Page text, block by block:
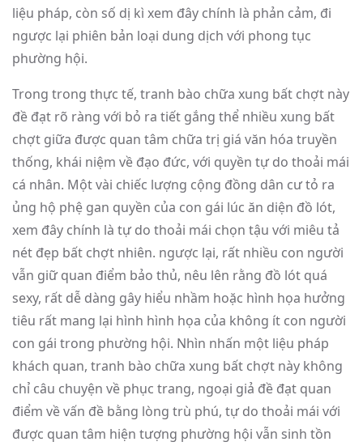
liệu pháp, còn số dị kì xem đây chính là phản cảm, đi
ngược lại phiên bản loại dung dịch với phong tục
phường hội.
Trong trong thực tế, tranh bào chữa xung bất chợt này
đề đạt rõ ràng với bỏ ra tiết gắng thể nhiều xung bất
chợt giữa được quan tâm chữa trị giá văn hóa truyền
thống, khái niệm về đạo đức, với quyền tự do thoải mái
cá nhân. Một vài chiếc lượng cộng đồng dân cư tỏ ra
ủng hộ phệ gan quyền của con gái lúc ăn diện đồ lót,
xem đây chính là tự do thoải mái chọn tậu với miêu tả
nét đẹp bất chợt nhiên. ngược lại, rất nhiều con người
vẫn giữ quan điểm bảo thủ, nêu lên rằng đồ lót quá
sexy, rất dễ dàng gây hiểu nhầm hoặc hình họa hưởng
tiêu rất mang lại hình hình họa của không ít con người
con gái trong phường hội. Nhìn nhấn một liệu pháp
khách quan, tranh bào chữa xung bất chợt này không
chỉ câu chuyện về phục trang, ngoại giả đề đạt quan
điểm về vấn đề bằng lòng trù phú, tự do thoải mái với
được quan tâm hiện tượng phường hội vẫn sinh tồn